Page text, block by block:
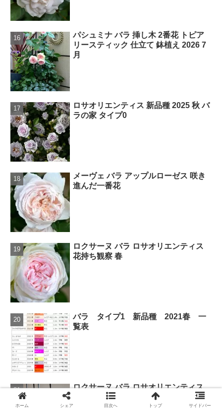
パシュミナ バラ 挿し木 2番花 トピア
リースティック 仕立て 鉢植え 2026 7
月
ロサオリエンティス 新品種 2025 秋 バ
ラの家 タイプ0
メーヴェ バラ アップルローゼス 咲き
進んだ一番花
ロクサーヌ バラ ロサオリエンティス
花持ち観察 春
バラ タイプ1 新品種 2021春 一
覧表
ロクサーヌ バラ ロサオリエンティス
冬剪定 タイプ1 鉢植え 2025
ホーム シェア 目次へ トップ サイドバー